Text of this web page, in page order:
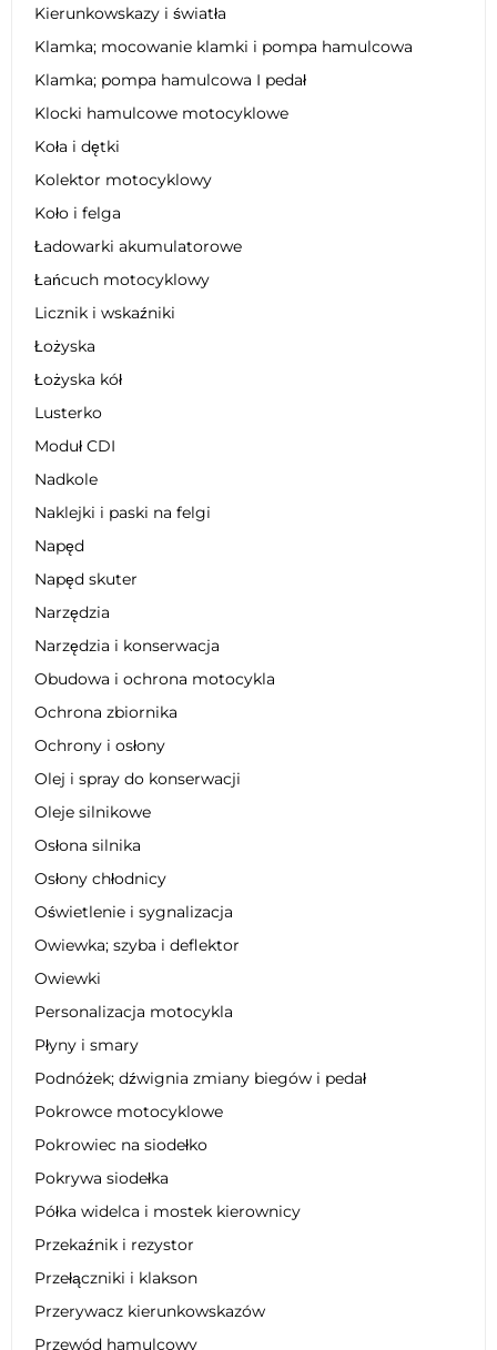
Kierunkowskazy i światła
Klamka; mocowanie klamki i pompa hamulcowa
Klamka; pompa hamulcowa I pedał
Klocki hamulcowe motocyklowe
Koła i dętki
Kolektor motocyklowy
Koło i felga
Ładowarki akumulatorowe
Łańcuch motocyklowy
Licznik i wskaźniki
Łożyska
Łożyska kół
Lusterko
Moduł CDI
Nadkole
Naklejki i paski na felgi
Napęd
Napęd skuter
Narzędzia
Narzędzia i konserwacja
Obudowa i ochrona motocykla
Ochrona zbiornika
Ochrony i osłony
Olej i spray do konserwacji
Oleje silnikowe
Osłona silnika
Osłony chłodnicy
Oświetlenie i sygnalizacja
Owiewka; szyba i deflektor
Owiewki
Personalizacja motocykla
Płyny i smary
Podnóżek; dźwignia zmiany biegów i pedał
Pokrowce motocyklowe
Pokrowiec na siodełko
Pokrywa siodełka
Półka widelca i mostek kierownicy
Przekaźnik i rezystor
Przełączniki i klakson
Przerywacz kierunkowskazów
Przewód hamulcowy